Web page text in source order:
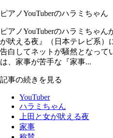
ピアノYouTuberのハラミちゃん
ピアノYouTuberのハラミちゃ
が吠える夜』（日本テレビ系）
告白してネットが騒然となって
は、家事が苦手な『家事...
記事の続きを見る
YouTuber
ハラミちゃん
上田と女が吠える夜
家事